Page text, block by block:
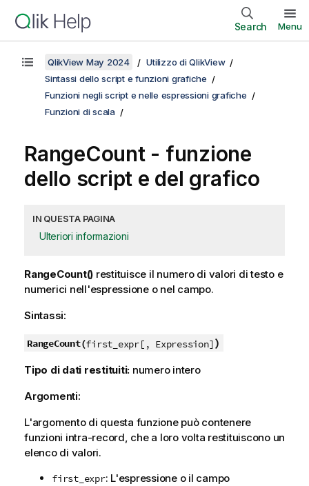
Search Menu
QlikView May 2024
Utilizzo di QlikView
Sintassi dello script e funzioni grafiche
Funzioni negli script e nelle espressioni grafiche
Funzioni di scala
RangeCount- funzione
dello script e del grafico
IN QUESTA PAGINA
Ulteriori informazioni
RangeCount() restituisce il numero di valori di testo e
numerici nell'espressione o nel campo.
Sintassi:
RangeCount(first_expr[, Expression])
Tipo di dati restituiti: numero intero
Argomenti:
L'argomento di questa funzione può contenere
funzioni intra-record, che a loro volta restituiscono un
elenco di valori.
first_expr: L'espressione o il campo